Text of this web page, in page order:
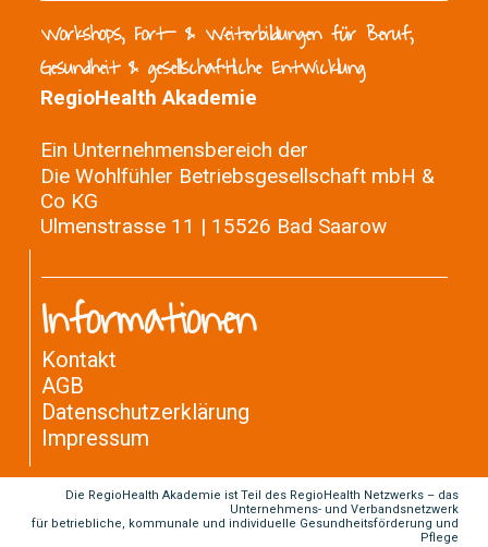
Workshops, Fort- & Weiterbildungen für Beruf,
Gesundheit & gesellschaftliche Entwicklung
RegioHealth Akademie
Ein Unternehmensbereich der
Die Wohlfühler Betriebsgesellschaft mbH &
Co KG
Ulmenstrasse 11 | 15526 Bad Saarow
Informationen
Kontakt
AGB
Datenschutzerklärung
Impressum
Die RegioHealth Akademie ist Teil des RegioHealth Netzwerks – das
Unternehmens- und Verbandsnetzwerk
für betriebliche, kommunale und individuelle Gesundheitsförderung und
Pflege